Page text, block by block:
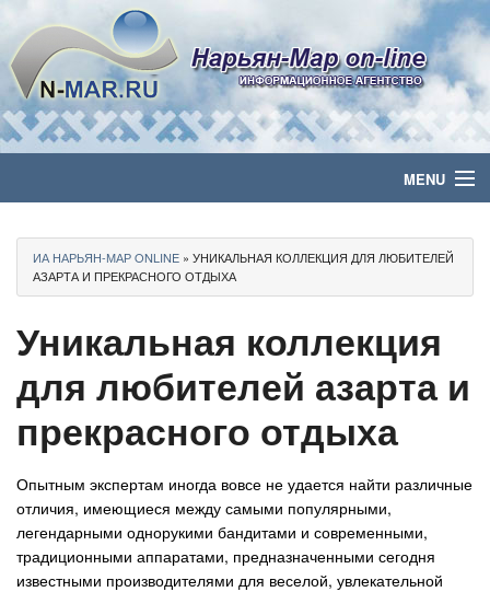
MENU
Политика
Бизнес
Общество
Культура
Медиа
Авто
Спорт
ИА НАРЬЯН-МАР ONLINE » УНИКАЛЬНАЯ КОЛЛЕКЦИЯ ДЛЯ ЛЮБИТЕЛЕЙ
АЗАРТА И ПРЕКРАСНОГО ОТДЫХА
Уникальная коллекция
для любителей азарта и
прекрасного отдыха
Опытным экспертам иногда вовсе не удается найти различные
отличия, имеющиеся между самыми популярными,
легендарными однорукими бандитами и современными,
традиционными аппаратами, предназначенными сегодня
известными производителями для веселой, увлекательной